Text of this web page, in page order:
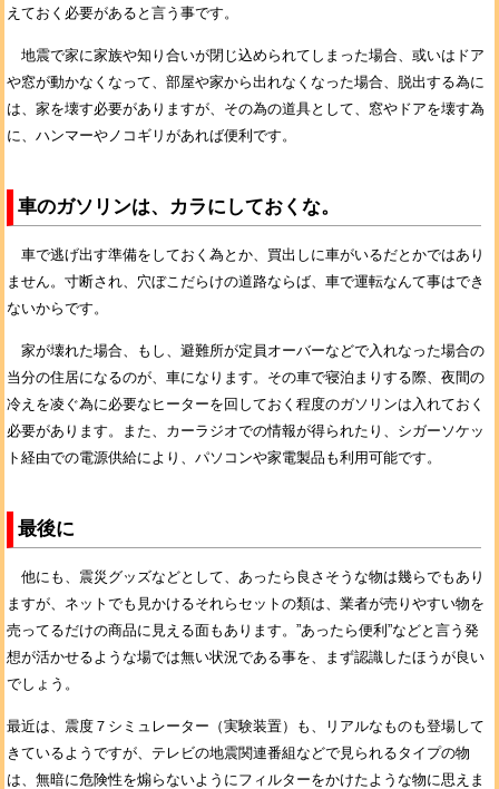
えておく必要があると言う事です。
地震で家に家族や知り合いが閉じ込められてしまった場合、或いはドア
や窓が動かなくなって、部屋や家から出れなくなった場合、脱出する為に
は、家を壊す必要がありますが、その為の道具として、窓やドアを壊す為
に、ハンマーやノコギリがあれば便利です。
車のガソリンは、カラにしておくな。
車で逃げ出す準備をしておく為とか、買出しに車がいるだとかではあり
ません。寸断され、穴ぼこだらけの道路ならば、車で運転なんて事はでき
ないからです。
家が壊れた場合、もし、避難所が定員オーバーなどで入れなった場合の
当分の住居になるのが、車になります。その車で寝泊まりする際、夜間の
冷えを凌ぐ為に必要なヒーターを回しておく程度のガソリンは入れておく
必要があります。また、カーラジオでの情報が得られたり、シガーソケッ
ト経由での電源供給により、パソコンや家電製品も利用可能です。
最後に
他にも、震災グッズなどとして、あったら良さそうな物は幾らでもあり
ますが、ネットでも見かけるそれらセットの類は、業者が売りやすい物を
売ってるだけの商品に見える面もあります。”あったら便利”などと言う発
想が活かせるような場では無い状況である事を、まず認識したほうが良い
でしょう。
最近は、震度７シミュレーター（実験装置）も、リアルなものも登場して
きているようですが、テレビの地震関連番組などで見られるタイプの物
は、無暗に危険性を煽らないようにフィルターをかけたような物に思えま